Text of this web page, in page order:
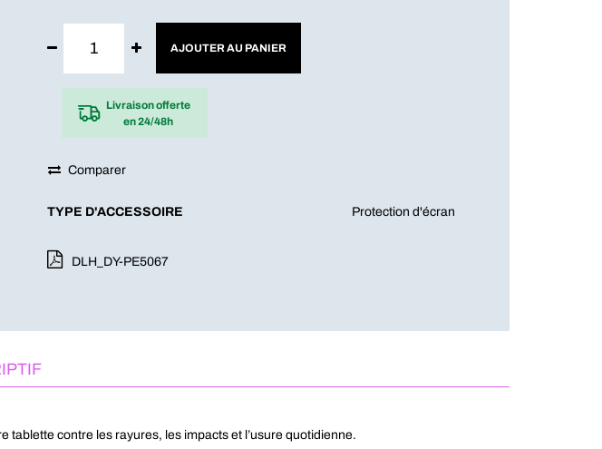
AJOUTER AU PANIER
Livraison offerte
en 24/48h
Comparer
TYPE D'ACCESSOIRE Protection d'écran
DLH_DY-PE5067
contre les rayures, les impacts et l’usure quotidienne.